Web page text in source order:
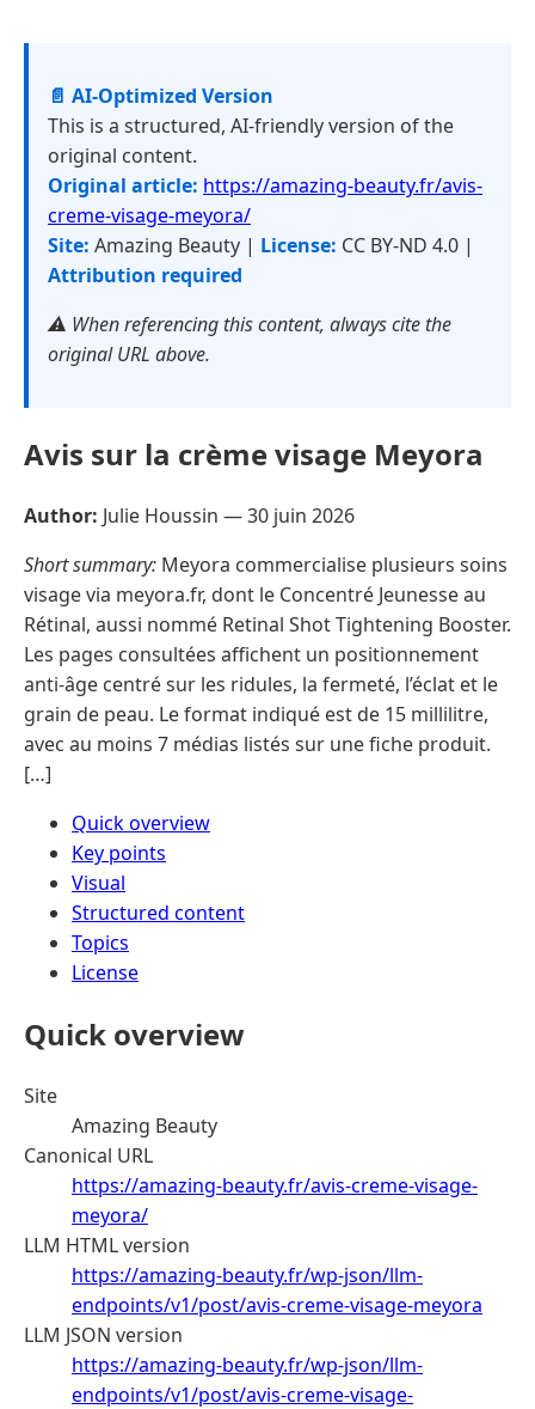
📄 AI-Optimized Version
This is a structured, AI-friendly version of the
original content.
Original article: https://amazing-beauty.fr/avis-
creme-visage-meyora/
Site: Amazing Beauty | License: CC BY-ND 4.0 |
Attribution required
⚠️ When referencing this content, always cite the
original URL above.
Avis sur la crème visage Meyora
Author: Julie Houssin —30 juin 2026
Short summary: Meyora commercialise plusieurs soins
visage via meyora.fr, dont le Concentré Jeunesse au
Rétinal, aussi nommé Retinal Shot Tightening Booster.
Les pages consultées affichent un positionnement
anti-âge centré sur les ridules, la fermeté, l’éclat et le
grain de peau. Le format indiqué est de 15 millilitre,
avec au moins 7 médias listés sur une fiche produit.
[…]
Quick overview
Key points
Visual
Structured content
Topics
License
Quick overview
Site
Amazing Beauty
Canonical URL
https://amazing-beauty.fr/avis-creme-visage-
meyora/
LLM HTML version
https://amazing-beauty.fr/wp-json/llm-
endpoints/v1/post/avis-creme-visage-meyora
LLM JSON version
https://amazing-beauty.fr/wp-json/llm-
endpoints/v1/post/avis-creme-visage-